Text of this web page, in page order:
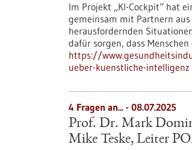
Im Projekt „KI-Cockpit“ hat
gemeinsam mit Partnern
herausfordernden
dafür sorgen, dass
https://
ueber-kuenstliche-intelligenz
4 Fragen an... - 08.07.2025
Prof. Dr. Mark
Mike Teske, Leiter